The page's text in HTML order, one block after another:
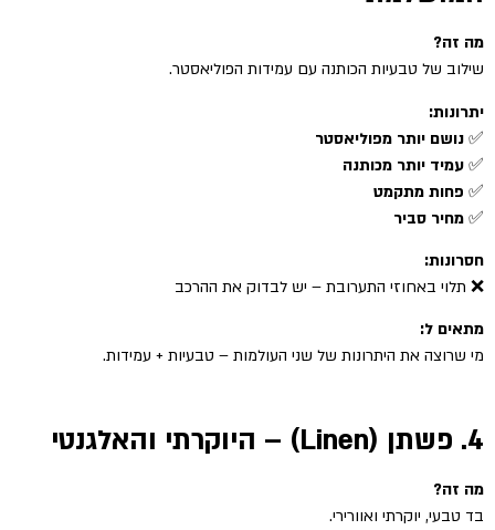
מה זה?
שילוב של טבעיות הכותנה עם עמידות הפוליאסטר.
יתרונות:
✅ נושם יותר מפוליאסטר
✅ עמיד יותר מכותנה
✅ פחות מתקמט
✅ מחיר סביר
חסרונות:
❌ תלוי באחוזי התערובת – יש לבדוק את ההרכב
מתאים ל:
מי שרוצה את היתרונות של שני העולמות – טבעיות + עמידות.
4. פשתן (Linen) – היוקרתי והאלגנטי
מה זה?
בד טבעי, יוקרתי ואוורירי.